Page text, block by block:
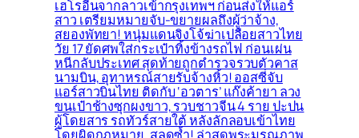
เฮโรอีนจากลาวเข้ากรุงเทพฯ ก่อนส่งให้แอร์
สาว เตรียมหมายจับ-ขยายผลถึงผู้ว่าจ้าง,
สยองพัทยา! หนุ่มแดนจิงโจ้ฆ่าเปลือยสาวไทย
วัย 17 ยัดศพใส่กระเป๋าทิ้งข้างรถไฟ ก่อนเผ่น
หนีกลับประเทศ สุดท้ายถูกตำรวจรวบตัวคาส
นามบิน, อุทาหรณ์สายรับจ้างหิ้ว! ออสซี่จับ
แอร์สาวบินไทย ติดกับ ‘อวตาร’ แก๊งค้ายา ลวง
ขนเป๋าช้างซุกผงขาว, รวบชาวจีน 4 ราย ปะปน
ผู้โดยสาร รถทัวร์สายใต้ หลังลักลอบเข้าไทย